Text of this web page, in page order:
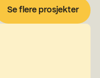
Se flere prosjekter